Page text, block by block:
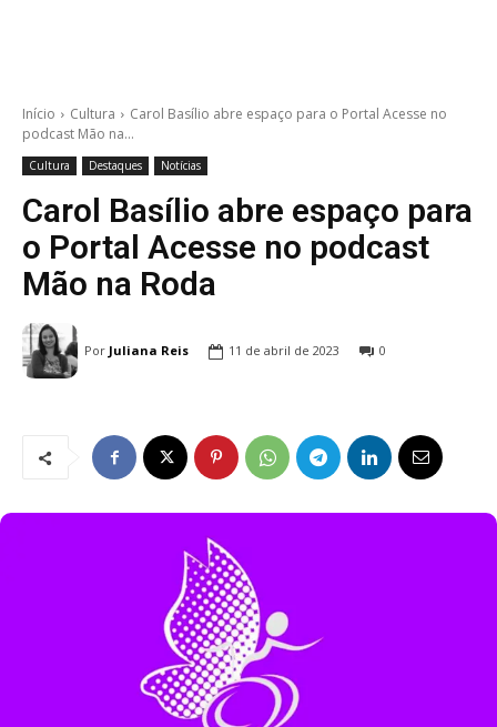
Início Cultura
Carol Basílio abre espaço para o Portal Acesse no
podcast Mão na...
Cultura Destaques Notícias
Carol Basílio abre espaço para
o Portal Acesse no podcast
Mão na Roda
Por Juliana Reis 11 de abril de 2023 0